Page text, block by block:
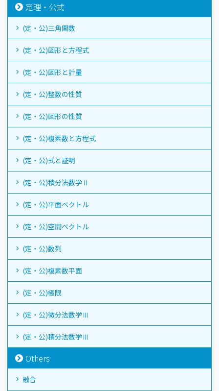
定理・公式
(定・公)三角関数
(定・公)図形と方程式
(定・公)図形と計量
(定・公)整数の性質
(定・公)図形の性質
(定・公)複素数と方程式
(定・公)式と証明
(定・公)積分法数学Ⅱ
(定・公)平面ベクトル
(定・公)空間ベクトル
(定・公)数列
(定・公)複素数平面
(定・公)極限
(定・公)微分法数学Ⅲ
(定・公)積分法数学Ⅲ
Others
融合